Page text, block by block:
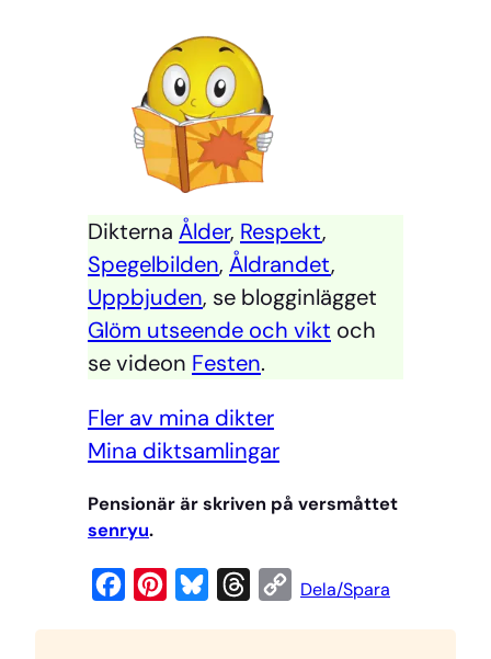
Dikterna Ålder, Respekt,
Spegelbilden, Åldrandet,
Uppbjuden, se blogginlägget
Glöm utseende och vikt och
se videon Festen.
Fler av mina dikter
Mina diktsamlingar
Pensionär är skriven på versmåttet
senryu.
CDela/Spara